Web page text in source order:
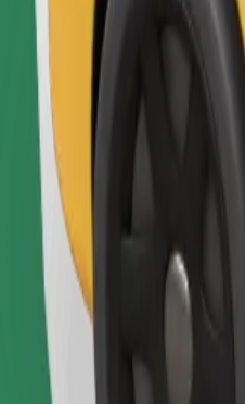
estándar de tamaño medio.
viaje